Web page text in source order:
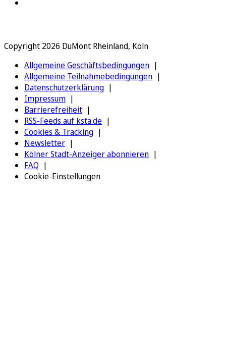
Copyright 2026 DuMont Rheinland, Köln
Allgemeine Geschäftsbedingungen
Allgemeine Teilnahmebedingungen
Datenschutzerklärung
Impressum
Barrierefreiheit
RSS-Feeds auf ksta.de
Cookies & Tracking
Newsletter
Kölner Stadt-Anzeiger abonnieren
FAQ
Cookie-Einstellungen